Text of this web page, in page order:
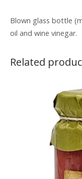
Blown glass bottle
oil and wine vinegar.
Related